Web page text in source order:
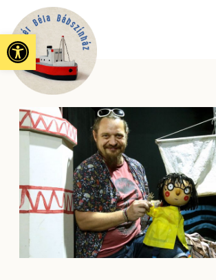
Eszköztár megnyitása